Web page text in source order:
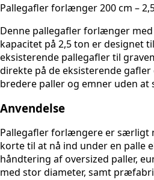
Pallegafler forlænger 200 cm –
Denne pallegafler forlænger
kapacitet på 2,5 ton er designet
eksisterende pallegafler til
direkte på de eksisterende
bredere paller og emner uden
Anvendelse
Pallegafler forlængere er særligt
korte til at nå ind under en palle
håndtering af oversized paller,
med stor diameter, samt